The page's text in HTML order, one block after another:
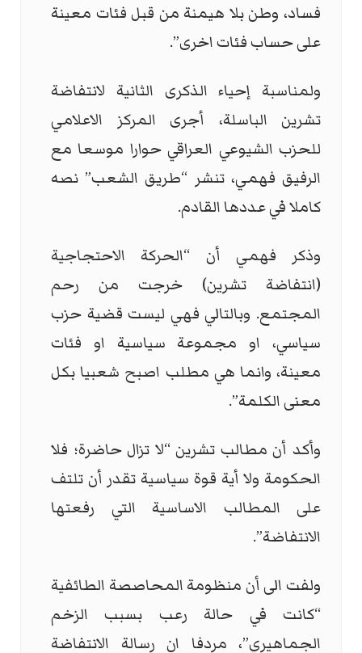
فساد، وطن بلا هيمنة من قبل فئات معينة
على حساب فئات اخرى”.
ولمناسبة إحياء الذكرى الثانية لانتفاضة
تشرين الباسلة، أجرى المركز الاعلامي
للحزب الشيوعي العراقي حوارا موسعا مع
الرفيق فهمي، تنشر “طريق الشعب” نصه
كاملا في عددها القادم.
وذكر فهمي أن “الحركة الاحتجاجية
(انتفاضة تشرين) خرجت من رحم
المجتمع. وبالتالي فهي ليست قضية حزب
سياسي، او مجموعة سياسية او فئات
معينة، وانما هي مطلب اصبح شعبيا بكل
معنى الكلمة”.
وأكد أن مطالب تشرين “لا تزال حاضرة؛ فلا
الحكومة ولا أية قوة سياسية تقدر أن تلتف
على المطالب الاساسية التي رفعتها
الانتفاضة”.
ولفت الى أن منظومة المحاصصة الطائفية
“كانت في حالة رعب بسبب الزخم
الجماهيري”، مردفا ان رسالة الانتفاضة